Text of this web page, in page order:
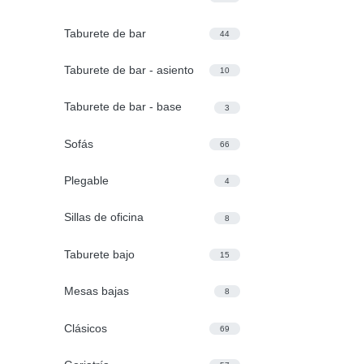
Taburete de bar 44
Taburete de bar - asiento 10
Taburete de bar - base 3
Sofás 66
Plegable 4
Sillas de oficina 8
Taburete bajo 15
Mesas bajas 8
Clásicos 69